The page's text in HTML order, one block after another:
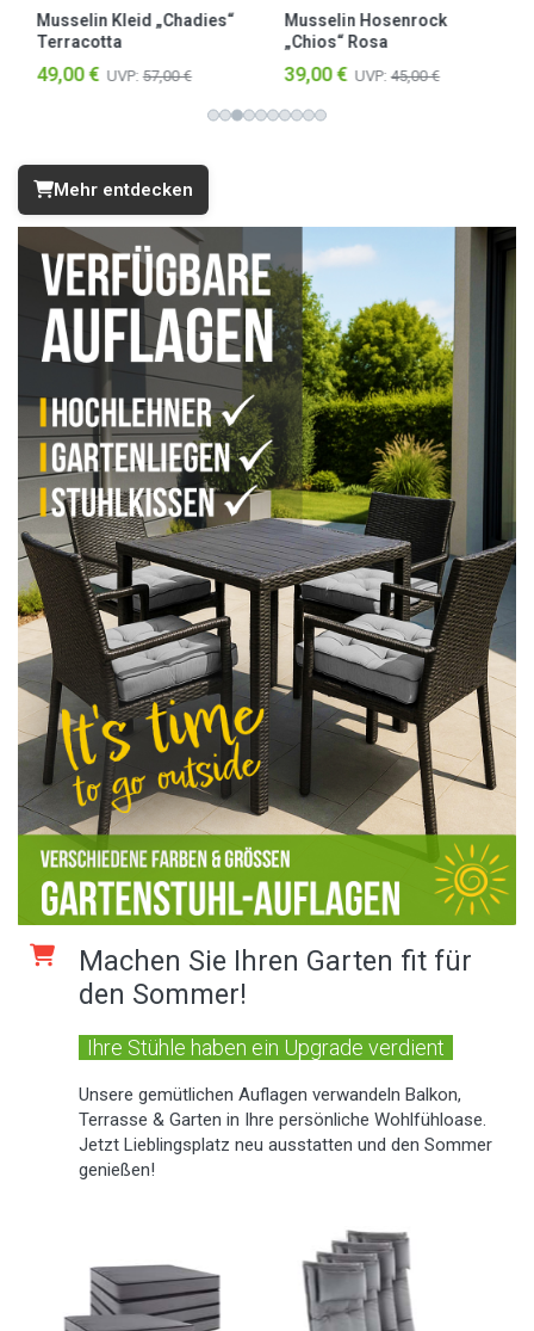
Musselin Kleid „Chadies“
Terracotta
49,00 € UVP: 57,00 €
Musselin Hosenrock
„Chios“ Rosa
39,00 € UVP: 45,00 €
Mehr entdecken
Machen Sie Ihren Garten fit für
den Sommer!
Ihre Stühle haben ein Upgrade verdient
Unsere gemütlichen Auflagen verwandeln Balkon,
Terrasse & Garten in Ihre persönliche Wohlfühloase.
Jetzt Lieblingsplatz neu ausstatten und den Sommer
genießen!